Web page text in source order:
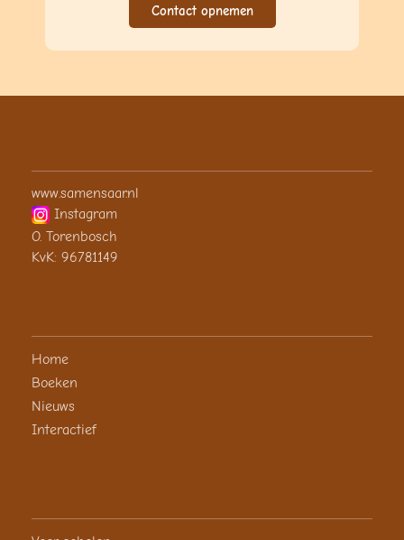
Contact opnemen
www.samensaar.nl
Instagram
O. Torenbosch
KvK: 96781149
Home
Boeken
Nieuws
Interactief